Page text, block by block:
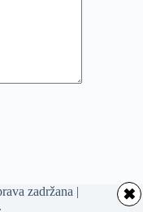
zadržana |
✖